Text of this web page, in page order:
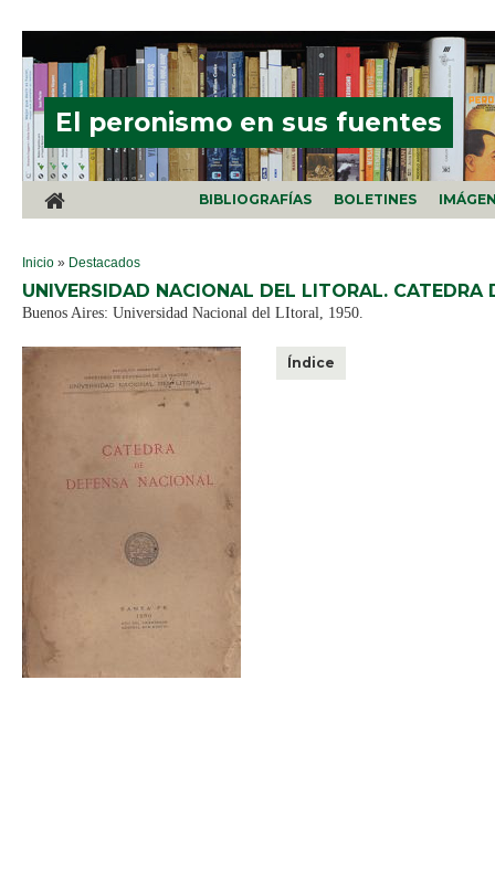
El peronismo en sus fuentes
BIBLIOGRAFÍAS BOLETINES
SE ENCUENTRA USTED AQUÍ
Inicio » Destacados
UNIVERSIDAD NACIONAL DEL LITORAL. CATEDRA
Buenos Aires: Universidad Nacional del LItoral, 1950.
Índice